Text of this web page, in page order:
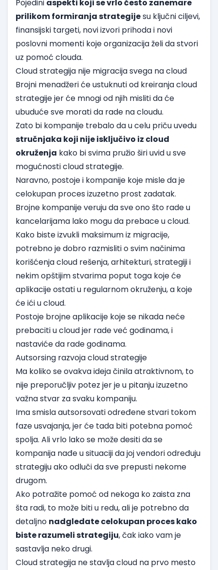
Pojedini aspekti koji se vrlo često zanemare
prilikom formiranja strategijesu ključni ciljevi,
finansijski targeti, novi izvori prihoda i novi
poslovni momenti koje organizacija želi da stvori
uz pomoć clouda.
Cloud strategija nije migracija svega na cloud
Brojni menadžeri će ustuknuti od kreiranja cloud
strategije jer će mnogi od njih misliti da će
ubuduće sve morati da rade na cloudu.
Zato bi kompanije trebalo da u celu priču uvedu
stručnjaka koji nije isključivo iz cloud
okruženja kako bi svima pružio širi uvid u sve
mogućnosti cloud strategije.
Naravno, postoje i kompanije koje misle da je
celokupan proces izuzetno prost zadatak.
Brojne kompanije veruju da sve ono što rade u
kancelarijama lako mogu da prebace u cloud.
Kako biste izvukli maksimum iz migracije,
potrebno je dobro razmisliti o svim načinima
korišćenja cloud rešenja, arhitekturi, strategiji i
nekim opštijim stvarima poput toga koje će
aplikacije ostati u regularnom okruženju, a koje
će ići u cloud.
Postoje brojne aplikacije koje se nikada neće
prebaciti u cloud jer rade već godinama, i
nastaviće da rade godinama.
Autsorsing razvoja cloud strategije
Ma koliko se ovakva ideja činila atraktivnom, to
nije preporučljiv potez jer je u pitanju izuzetno
važna stvar za svaku kompaniju.
Ima smisla autsorsovati određene stvari tokom
faze usvajanja, jer će tada biti potebna pomoć
spolja. Ali vrlo lako se može desiti da se
kompanija nađe u situaciji da joj vendori određuju
strategiju ako odluči da sve prepusti nekome
drugom.
Ako potražite pomoć od nekoga ko zaista zna
šta radi, to može biti u redu, ali je potrebno da
detaljno nadgledate celokupan proces kako
biste razumeli strategiju, čak iako vam je
sastavlja neko drugi.
Cloud strategija ne stavlja cloud na prvo mesto